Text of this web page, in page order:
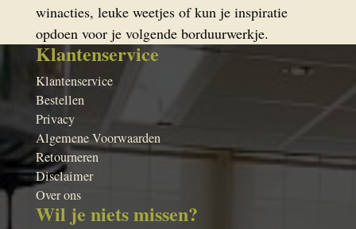
winacties, leuke weetjes of kun je inspiratie
opdoen voor je volgende borduurwerkje.
Klantenservice
Klantenservice
Bestellen
Privacy
Algemene Voorwaarden
Retourneren
Disclaimer
Over ons
Wil je niets missen?